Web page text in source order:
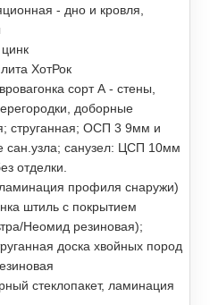
- дно и кровля,
ХотРок
сорт А - стены,
доборные
струганная; ОСП 3 9мм и
сан.узла; санузел: ЦСП 10мм
отделки.
профиля снаружи)
штиль с покрытием
Неомид резиновая);
доска хвойных пород
стеклопакет, ламинация